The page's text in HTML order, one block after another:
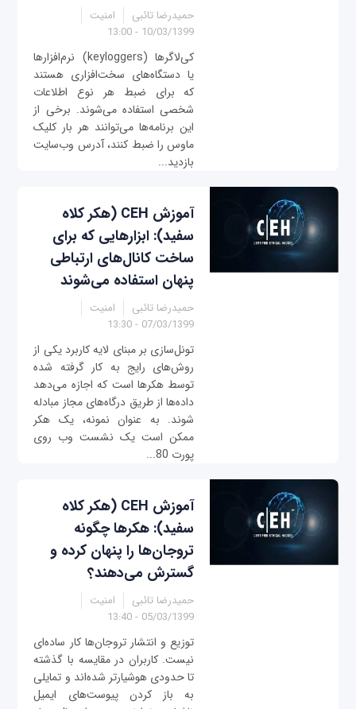
حمیدرضا تائبی
امنیت
10/03/1399 - 13:00
کی‌لاگرها (keyloggers) نرم‌افزارها
یا دستگاه‌های سخت‌افزاری هستند
که برای ضبط هر نوع اطلاعات
شخصی استفاده می‌شوند. برخی از
این برنامه‌ها می‌توانند هر بار کلیک
ماوس را ضبط کنند، آدرس وب‌سایت
بازدید...
آموزش CEH (هکر کلاه
سفید): ابزارهایی که برای
ساخت کانال‌های ارتباطی
پنهان استفاده می‌شوند
حمیدرضا تائبی
امنیت
07/03/1399 - 13:30
تونل‌سازی بر مبنای لایه کاربرد یکی از
روش‌های رایج به کار گرفته شده
توسط هکرها است که اجازه می‌دهد
داده‌ها از طریق درگاه‌های مجاز مبادله
شوند. به عنوان نمونه، یک هکر
ممکن است یک نشست وب روی
پورت 80...
آموزش CEH (هکر کلاه
سفید): هکرها چگونه
تروجان‌ها را پنهان کرده و
گسترش می‌دهند؟
حمیدرضا تائبی
امنیت
05/03/1399 - 13:40
توزیع و انتشار تروجان‌ها کار ساده‌ای
نیست. کاربران در مقایسه با گذشته
تا حدودی هوشیارتر شده‌اند و تمایلی
به باز کردن پیوست‌های ایمیل